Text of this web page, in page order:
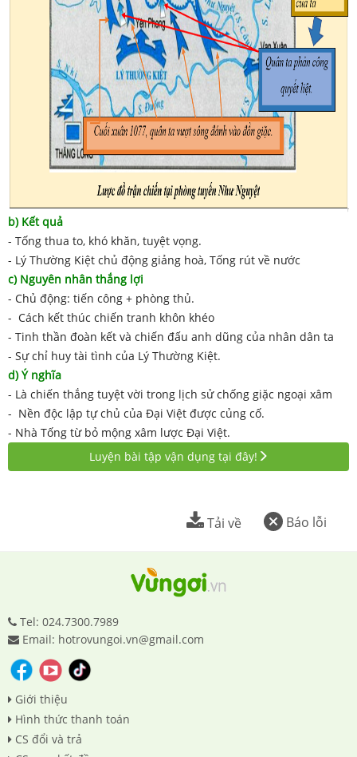
b) Kết quả
- Tống thua to, khó khăn, tuyệt vọng.
- Lý Thường Kiệt chủ động giảng hoà, Tống rút về nước
c) Nguyên nhân thắng lợi
- Chủ động: tiến công + phòng thủ.
- Cách kết thúc chiến tranh khôn khéo
- Tinh thần đoàn kết và chiến đấu anh dũng của nhân dân ta
- Sự chỉ huy tài tình của Lý Thường Kiệt.
d) Ý nghĩa
- Là chiến thắng tuyệt vời trong lịch sử chống giặc ngoại xâm
- Nền độc lập tự chủ của Đại Việt được củng cố.
- Nhà Tống từ bỏ mộng xâm lược Đại Việt.
Luyện bài tập vận dụng tại đây!
Báo lỗi
Tải về
Tel: 024.7300.7989
Email: hotrovungoi.vn@gmail.com
Giới thiệu
Hình thức thanh toán
CS đổi và trả